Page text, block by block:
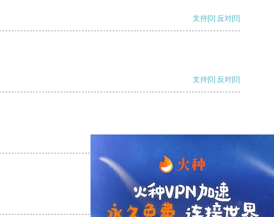
支持[0] 反对[0]
支持[0] 反对[0]
支持 [0] 反对 [0]